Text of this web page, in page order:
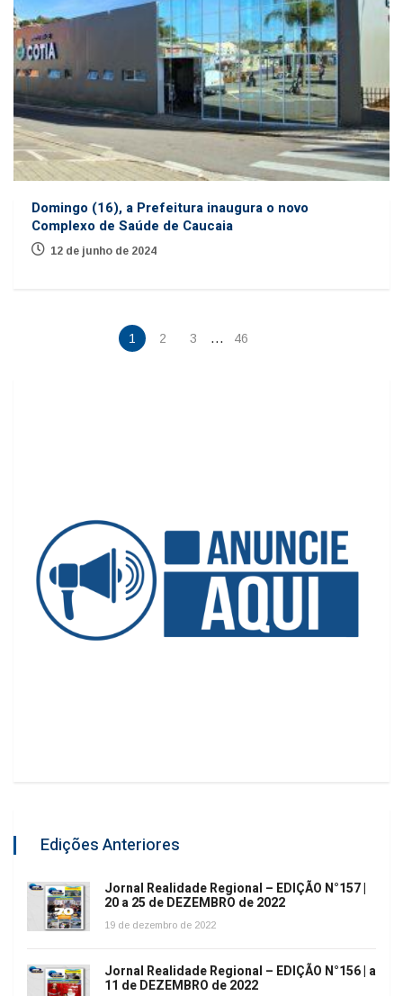
Domingo (16), a Prefeitura inaugura o novo
Complexo de Saúde de Caucaia
12 de junho de 2024
1 2 3 … 46
Edições Anteriores
Jornal Realidade Regional – EDIÇÃO N°157 |
20 a 25 de DEZEMBRO de 2022
19 de dezembro de 2022
Jornal Realidade Regional – EDIÇÃO N°156 | a
11 de DEZEMBRO de 2022